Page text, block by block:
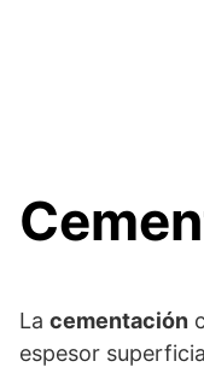
La cementación
espesor